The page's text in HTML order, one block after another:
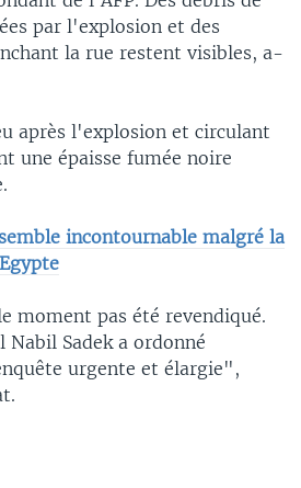
par l'explosion et des
la rue restent visibles, a-
après l'explosion et circulant
une épaisse fumée noire
incontournable malgré la
moment pas été revendiqué.
Nabil Sadek a ordonné
urgente et élargie",